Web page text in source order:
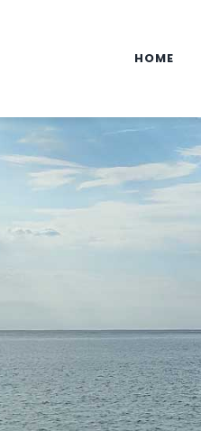
HOME